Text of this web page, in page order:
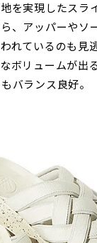
を実現したスラ
、アッパーやソ
れているのも見
ボリュームが出
バランス良好。